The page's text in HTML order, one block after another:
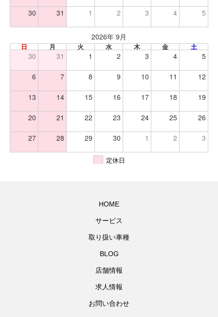
30 31 1 2 3 4 5
2026年 9月
日 月 火 水 木 金 土
30 31 1 2 3 4 5
6 7 8 9 10 11 12
13 14 15 16 17 18 19
20 21 22 23 24 25 26
27 28 29 30 1 2 3
定休日
HOME
サービス
取り扱い車種
BLOG
店舗情報
求人情報
お問い合わせ